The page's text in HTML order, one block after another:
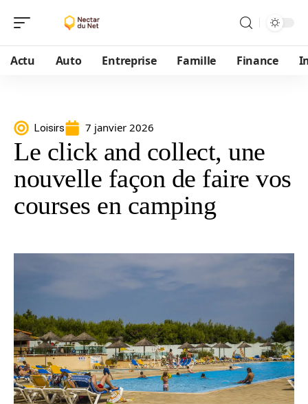
Actu Auto Entreprise Famille Finance
Loisirs 7 janvier 2026
Le click and collect, une
nouvelle façon de faire vos
courses en camping